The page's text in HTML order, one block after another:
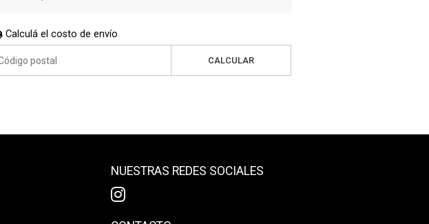
Calculá el costo de envío
CALCULAR
NUESTRAS REDES SOCIALES